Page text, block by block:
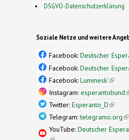
DSGVO-Datenschutzerklärung
Soziale Netze und weitere
Facebook: Deutscher
Facebook: Deutscher
Facebook: Luminesk'(link is
Instagram: esperantobund
Twitter: Esperanto_D(link is
Telegram:telegramo.org
YouTube: Deutscher